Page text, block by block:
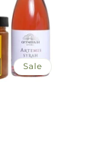
Sale